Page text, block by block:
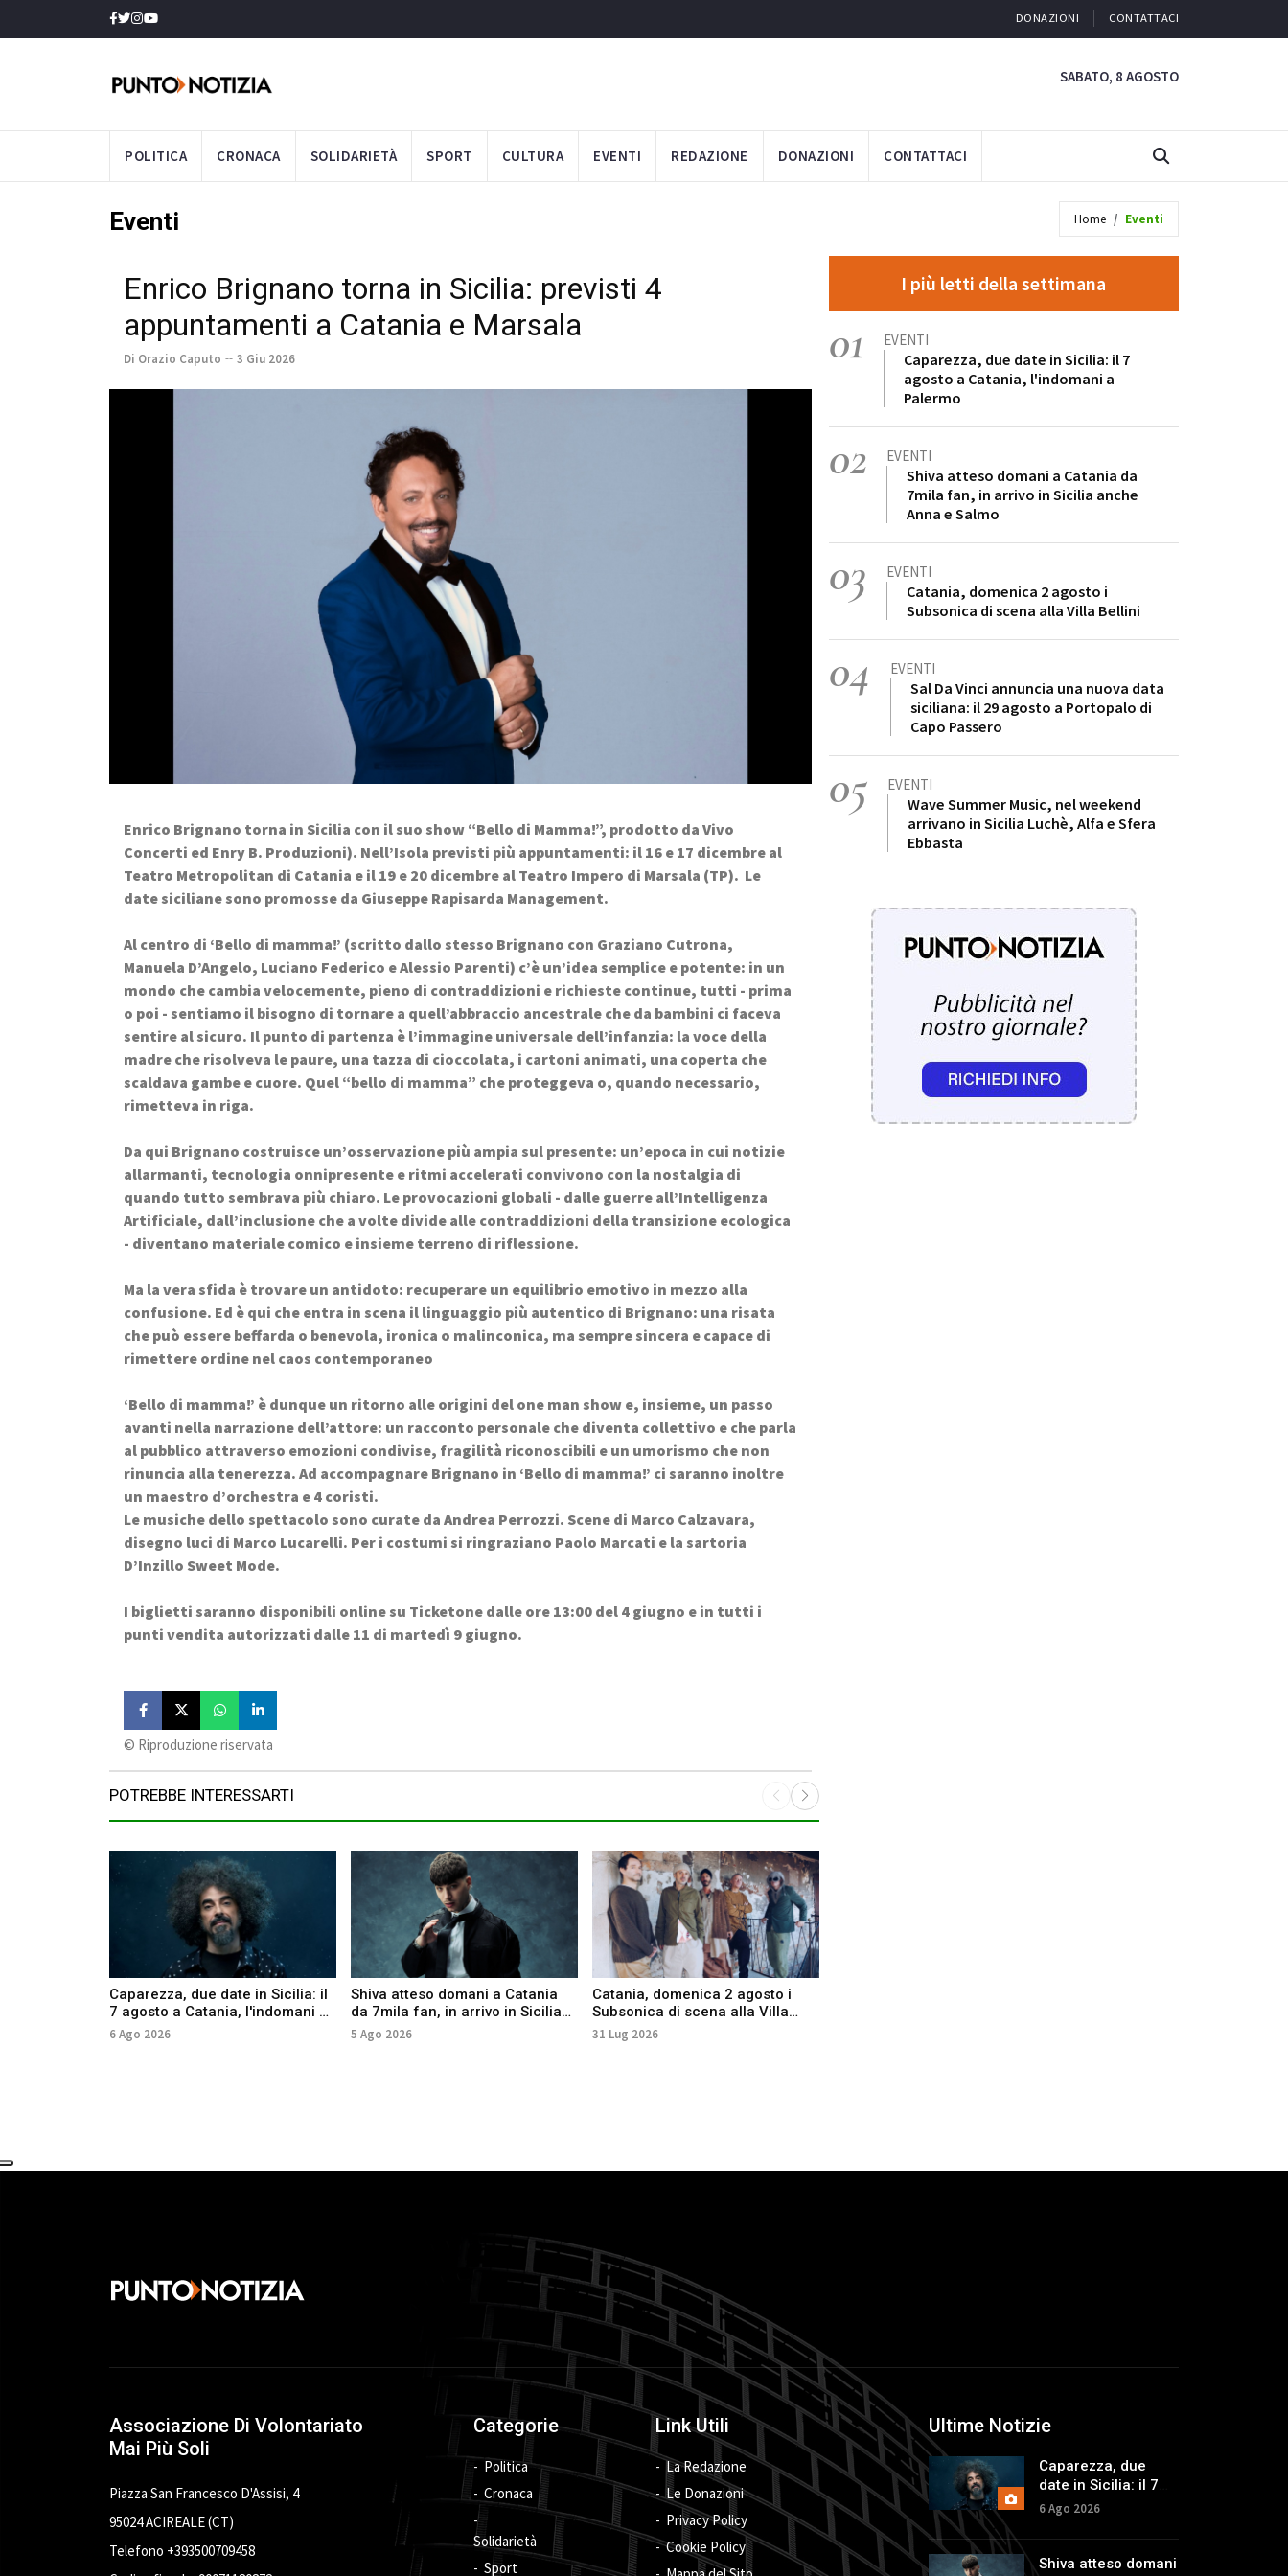
DONAZIONI CONTATTACI
SABATO, 8 AGOSTO
POLITICA CRONACA SOLIDARIETÀ SPORT CULTURA EVENTI REDAZIONE DONAZIONI CONTATTACI
Eventi Home Eventi
Enrico Brignano torna in Sicilia: previsti 4
appuntamenti a Catania e Marsala
Di Orazio Caputo 3 Giu 2026
Enrico Brignano torna in Sicilia con il suo show “Bello di Mamma!”, prodotto da Vivo
Concerti ed Enry B. Produzioni). Nell’Isola previsti più appuntamenti: il 16 e 17 dicembre al
Teatro Metropolitan di Catania e il 19 e 20 dicembre al Teatro Impero di Marsala (TP).  Le
date siciliane sono promosse da Giuseppe Rapisarda Management.
Al centro di ‘Bello di mamma!’ (scritto dallo stesso Brignano con Graziano Cutrona,
Manuela D’Angelo, Luciano Federico e Alessio Parenti) c’è un’idea semplice e potente: in un
mondo che cambia velocemente, pieno di contraddizioni e richieste continue, tutti - prima
o poi - sentiamo il bisogno di tornare a quell’abbraccio ancestrale che da bambini ci faceva
sentire al sicuro. Il punto di partenza è l’immagine universale dell’infanzia: la voce della
madre che risolveva le paure, una tazza di cioccolata, i cartoni animati, una coperta che
scaldava gambe e cuore. Quel “bello di mamma” che proteggeva o, quando necessario,
rimetteva in riga.
Da qui Brignano costruisce un’osservazione più ampia sul presente: un’epoca in cui notizie
allarmanti, tecnologia onnipresente e ritmi accelerati convivono con la nostalgia di
quando tutto sembrava più chiaro. Le provocazioni globali - dalle guerre all’Intelligenza
Artificiale, dall’inclusione che a volte divide alle contraddizioni della transizione ecologica
- diventano materiale comico e insieme terreno di riflessione.
Ma la vera sfida è trovare un antidoto: recuperare un equilibrio emotivo in mezzo alla
confusione. Ed è qui che entra in scena il linguaggio più autentico di Brignano: una risata
che può essere beffarda o benevola, ironica o malinconica, ma sempre sincera e capace di
rimettere ordine nel caos contemporaneo
‘Bello di mamma!’ è dunque un ritorno alle origini del one man show e, insieme, un passo
avanti nella narrazione dell’attore: un racconto personale che diventa collettivo e che parla
al pubblico attraverso emozioni condivise, fragilità riconoscibili e un umorismo che non
rinuncia alla tenerezza. Ad accompagnare Brignano in ‘Bello di mamma!’ ci saranno inoltre
un maestro d’orchestra e 4 coristi.
Le musiche dello spettacolo sono curate da Andrea Perrozzi. Scene di Marco Calzavara,
disegno luci di Marco Lucarelli. Per i costumi si ringraziano Paolo Marcati e la sartoria
D’Inzillo Sweet Mode.
I biglietti saranno disponibili online su Ticketone dalle ore 13:00 del 4 giugno e in tutti i
punti vendita autorizzati dalle 11 di martedì 9 giugno.
©️ Riproduzione riservata
POTREBBE INTERESSARTI
Caparezza, due date in Sicilia: il
7 agosto a Catania, l'indomani a
Palermo
6 Ago 2026
Shiva atteso domani a Catania
da 7mila fan, in arrivo in Sicilia
anche Anna e Salmo
5 Ago 2026
Catania, domenica 2 agosto i
Subsonica di scena alla Villa
Bellini
31 Lug 2026
I più letti della settimana
01 EVENTI
Caparezza, due date in Sicilia: il 7
agosto a Catania, l'indomani a
Palermo
02 EVENTI
Shiva atteso domani a Catania da
7mila fan, in arrivo in Sicilia anche
Anna e Salmo
03 EVENTI
Catania, domenica 2 agosto i
Subsonica di scena alla Villa Bellini
04 EVENTI
Sal Da Vinci annuncia una nuova data
siciliana: il 29 agosto a Portopalo di
Capo Passero
05 EVENTI
Wave Summer Music, nel weekend
arrivano in Sicilia Luchè, Alfa e Sfera
Ebbasta
Associazione Di Volontariato
Mai Più Soli
Piazza San Francesco D'Assisi, 4
95024 ACIREALE (CT)
Telefono +393500709458
Categorie
Politica
Cronaca
Solidarietà
Sport
Link Utili
La Redazione
Le Donazioni
Privacy Policy
Cookie Policy
Ultime Notizie
Caparezza, due
date in Sicilia: il 7
agosto a Catania,
Palermo
6 Ago 2026
Shiva atteso domani